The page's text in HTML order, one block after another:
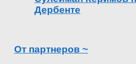
Дербенте
От партнеров ~